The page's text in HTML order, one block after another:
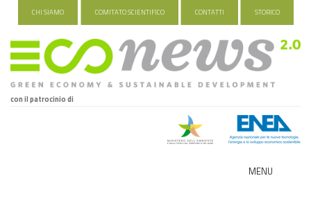
CHI SIAMO COMITATO SCIENTIFICO CONTATTI STORICO
con il patrocinio di
MENU